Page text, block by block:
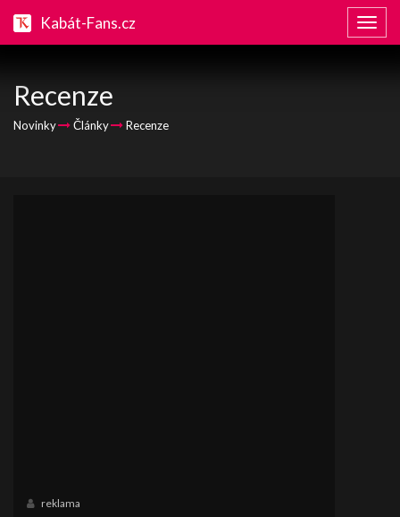
Kabát-Fans.cz
Recenze
Novinky Články Recenze
reklama